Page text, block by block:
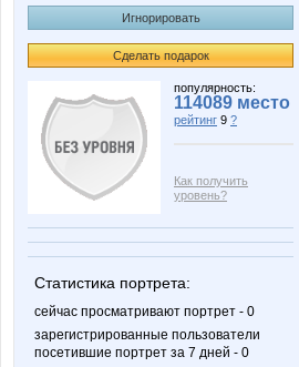
Игнорировать
Сделать подарок
популярность:
114089 место
рейтинг 9 ?
Как получить
уровень?
Статистика портрета:
сейчас просматривают портрет - 0
зарегистрированные пользователи
посетившие портрет за 7 дней - 0